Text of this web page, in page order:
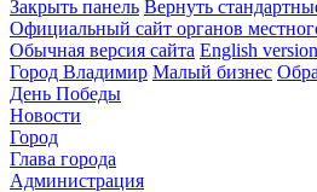
Закрыть панель Вернуть
Официальный сайт органов
Обычная версия сайта English version
Город Владимир Малый бизнес
День Победы
Новости
Город
Глава города
Администрация